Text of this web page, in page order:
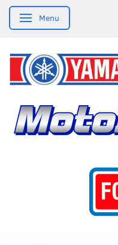
Skifte navigation
Menu